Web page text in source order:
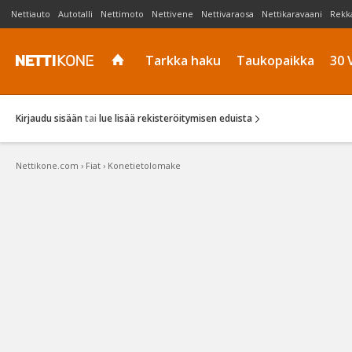
Nettiauto Autotalli Nettimoto Nettivene Nettivaraosa Nettikaravaani
Tarkka haku Taukopaikka 30
Kirjaudu sisään tai lue lisää rekisteröitymisen eduista
Nettikone.com › Fiat › Konetietolomake